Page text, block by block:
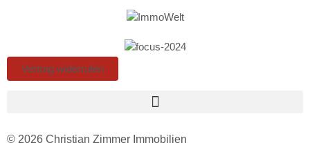
Vertrag widerrufen
© 2026 Christian Zimmer Immobilien